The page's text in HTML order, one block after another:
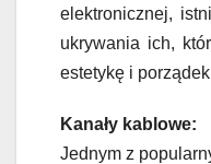
elektronicznej,
ukrywania ich,
estetykę i
Kanały kablowe:
Jednym z